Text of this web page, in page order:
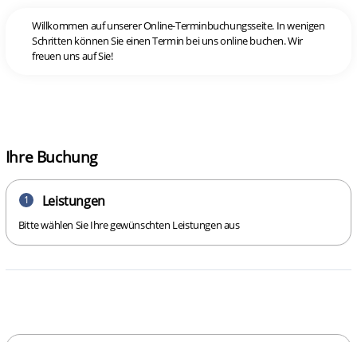
Willkommen auf unserer Online-Terminbuchungsseite. In wenigen
Schritten können Sie einen Termin bei uns online buchen. Wir
freuen uns auf Sie!
Ihre Buchung
1 Leistungen
Bitte wählen Sie Ihre gewünschten Leistungen aus